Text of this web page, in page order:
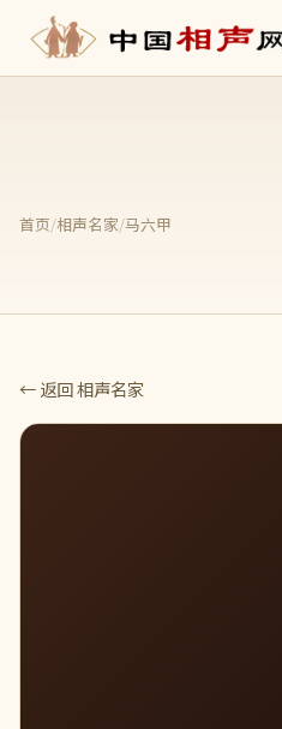
首页/相声名家/马六甲
← 返回 相声名家